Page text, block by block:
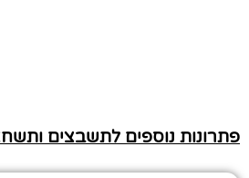
פתרונות נוספים לתשבצים